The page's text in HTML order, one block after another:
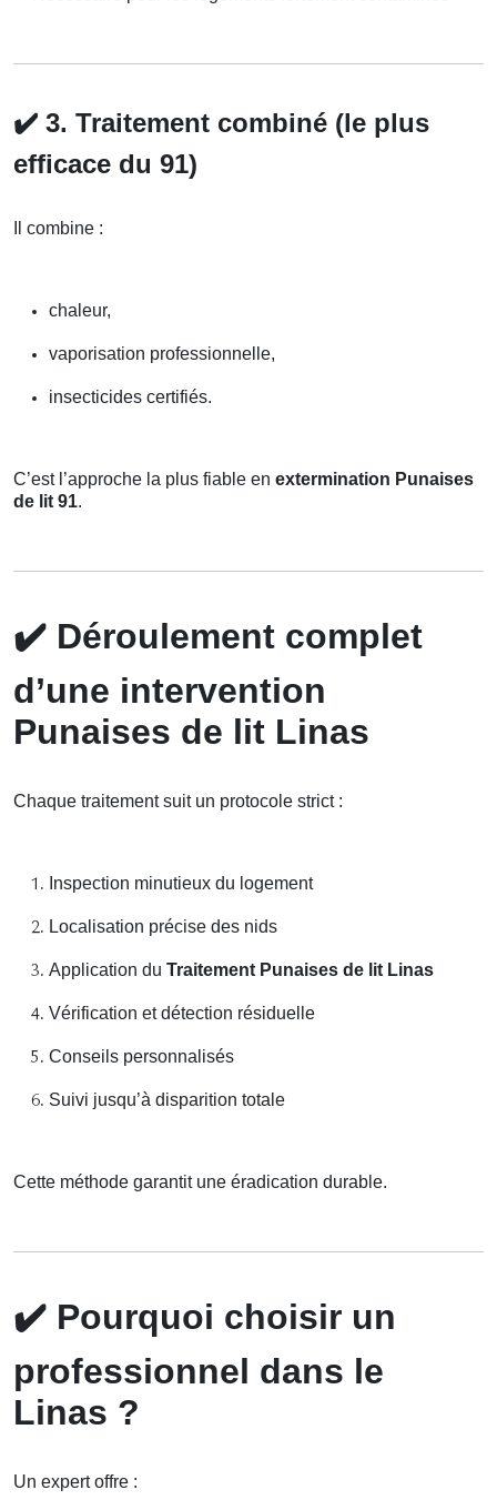
✔️ 3. Traitement combiné (le plus
efficace du 91)
Il combine :
chaleur,
vaporisation professionnelle,
insecticides certifiés.
C’est l’approche la plus fiable en extermination Punaises
de lit 91.
✔️ Déroulement complet
d’une intervention
Punaises de lit Linas
Chaque traitement suit un protocole strict :
Inspection minutieux du logement
Localisation précise des nids
Application du Traitement Punaises de lit Linas
Vérification et détection résiduelle
Conseils personnalisés
Suivi jusqu’à disparition totale
Cette méthode garantit une éradication durable.
✔️ Pourquoi choisir un
professionnel dans le
Linas ?
Un expert offre :